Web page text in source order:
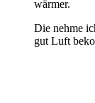
wärmer.
Die nehme
gut Luft